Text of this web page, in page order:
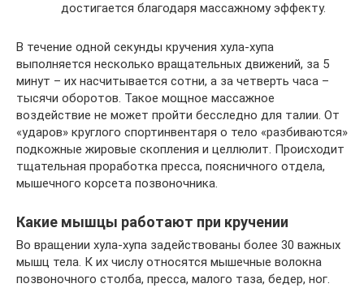
достигается благодаря массажному эффекту.
В течение одной секунды кручения хула-хупа
выполняется несколько вращательных движений, за 5
минут – их насчитывается сотни, а за четверть часа –
тысячи оборотов. Такое мощное массажное
воздействие не может пройти бесследно для талии. От
«ударов» круглого спортинвентаря о тело «разбиваются»
подкожные жировые скопления и целлюлит. Происходит
тщательная проработка пресса, поясничного отдела,
мышечного корсета позвоночника.
Какие мышцы работают при кручении
Во вращении хула-хупа задействованы более 30 важных
мышц тела. К их числу относятся мышечные волокна
позвоночного столба, пресса, малого таза, бедер, ног.